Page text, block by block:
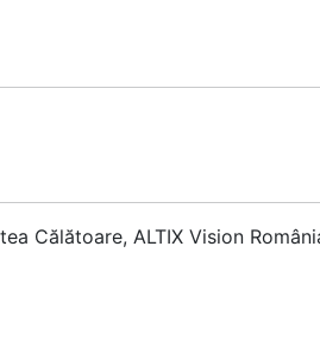
Călătoare, ALTIX Vision